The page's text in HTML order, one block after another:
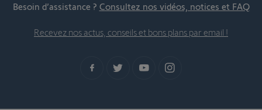
Besoin d’assistance ? Consultez nos vidéos, notices et FAQ
Recevez nos actus, conseils et bons plans par email !